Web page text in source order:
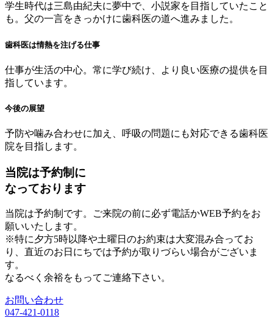
学生時代は三島由紀夫に夢中で、小説家を目指していたこと
も。父の一言をきっかけに歯科医の道へ進みました。
歯科医は情熱を注げる仕事
仕事が生活の中心。常に学び続け、より良い医療の提供を目
指しています。
今後の展望
予防や噛み合わせに加え、呼吸の問題にも対応できる歯科医
院を目指します。
当院は予約制に
なっております
当院は予約制です。ご来院の前に必ず電話かWEB予約をお
願いいたします。
※特に夕方5時以降や土曜日のお約束は大変混み合ってお
り、直近のお日にちでは予約が取りづらい場合がございま
す。
なるべく余裕をもってご連絡下さい。
お問い合わせ
047-421-0118